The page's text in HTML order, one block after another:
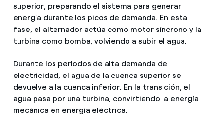
superior, preparando el sistema para generar
energía durante los picos de demanda. En esta
fase, el alternador actúa como motor síncrono y la
turbina como bomba, volviendo a subir el agua.
Durante los periodos de alta demanda de
electricidad, el agua de la cuenca superior se
devuelve a la cuenca inferior. En la transición, el
agua pasa por una turbina, convirtiendo la energía
mecánica en energía eléctrica.